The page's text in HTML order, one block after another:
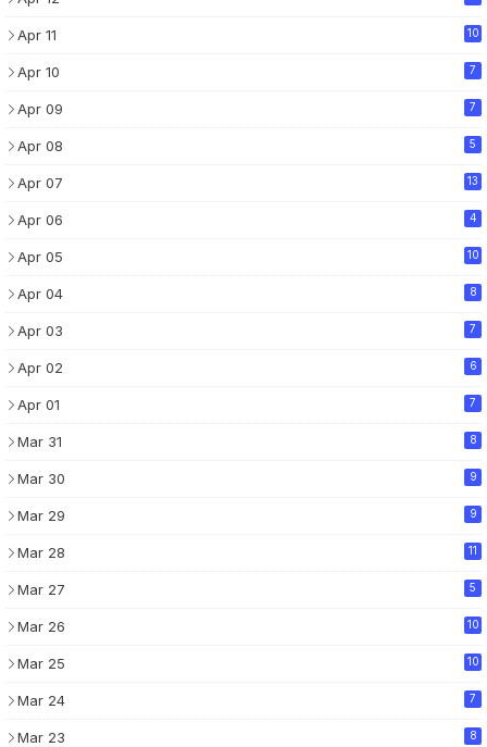
Apr 11 10
Apr 10 7
Apr 09 7
Apr 08 5
Apr 07 13
Apr 06 4
Apr 05 10
Apr 04 8
Apr 03 7
Apr 02 6
Apr 01 7
Mar 31 8
Mar 30 9
Mar 29 9
Mar 28 11
Mar 27 5
Mar 26 10
Mar 25 10
Mar 24 7
Mar 23 8